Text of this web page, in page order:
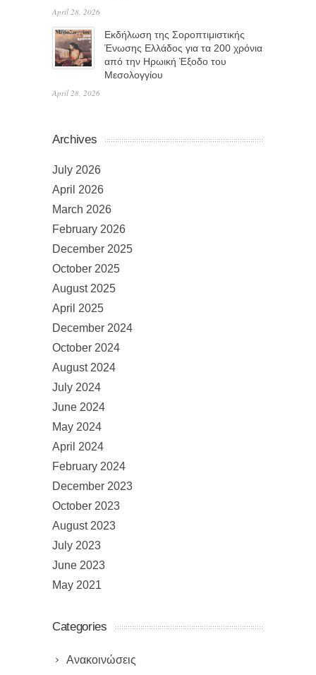
April 28, 2026
Εκδήλωση της Σοροπτιμιστικής
Ένωσης Ελλάδος για τα 200 χρόνια
από την Ηρωική Έξοδο του
Μεσολογγίου
April 28, 2026
Archives
July 2026
April 2026
March 2026
February 2026
December 2025
October 2025
August 2025
April 2025
December 2024
October 2024
August 2024
July 2024
June 2024
May 2024
April 2024
February 2024
December 2023
October 2023
August 2023
July 2023
June 2023
May 2021
Categories
Ανακοινώσεις